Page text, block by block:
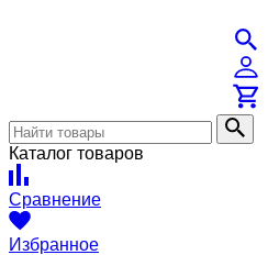
Каталог товаров
Сравнение
Избранное